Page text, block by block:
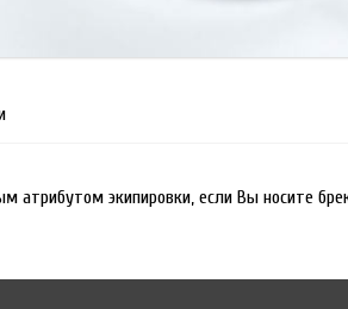
атрибутом экипировки, если Вы носите